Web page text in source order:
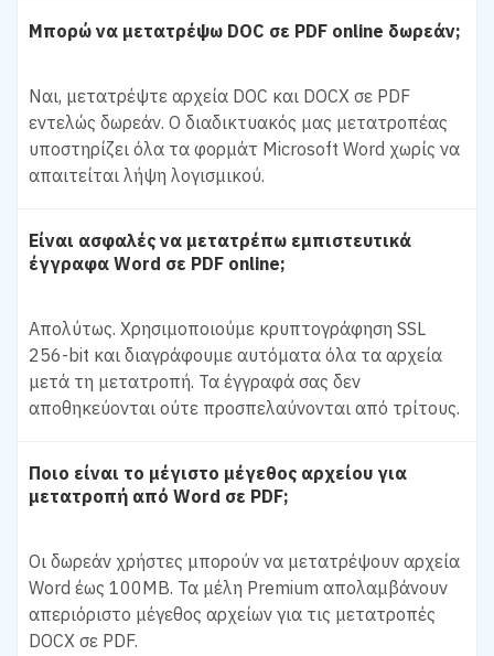
Μπορώ να μετατρέψω DOC σε PDF online δωρεάν;
Ναι, μετατρέψτε αρχεία DOC και DOCX σε PDF
εντελώς δωρεάν. Ο διαδικτυακός μας μετατροπέας
υποστηρίζει όλα τα φορμάτ Microsoft Word χωρίς να
απαιτείται λήψη λογισμικού.
Είναι ασφαλές να μετατρέπω εμπιστευτικά
έγγραφα Word σε PDF online;
Απολύτως. Χρησιμοποιούμε κρυπτογράφηση SSL
256-bit και διαγράφουμε αυτόματα όλα τα αρχεία
μετά τη μετατροπή. Τα έγγραφά σας δεν
αποθηκεύονται ούτε προσπελαύνονται από τρίτους.
Ποιο είναι το μέγιστο μέγεθος αρχείου για
μετατροπή από Word σε PDF;
Οι δωρεάν χρήστες μπορούν να μετατρέψουν αρχεία
Word έως 100MB. Τα μέλη Premium απολαμβάνουν
απεριόριστο μέγεθος αρχείων για τις μετατροπές
DOCX σε PDF.